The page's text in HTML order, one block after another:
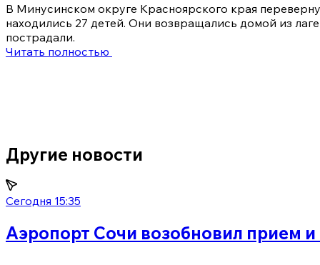
Другие новости
Сегодня 15:35
Аэропорт Сочи возобновил прием
В Минусинском округе Красноярского края
находились 27 детей. Они возвращались домой из
пострадали.
Читать полностью